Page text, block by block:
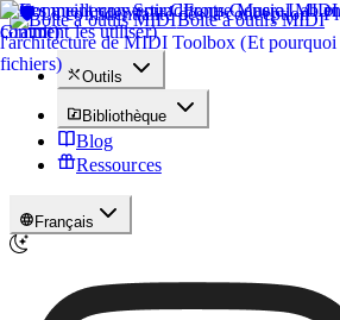
Boîte à outils MIDI
Outils
Bibliothèque
Blog
Ressources
Français